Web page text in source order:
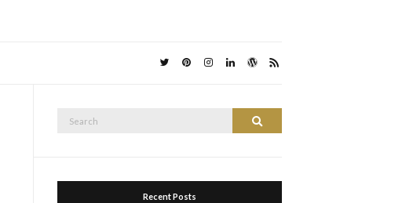
Search
Recent Posts